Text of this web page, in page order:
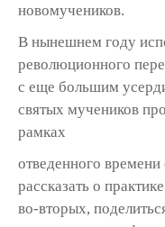
новомучеников.
В нынешнем году
революционного
с еще большим
святых мучеников
рамках
отведенного
рассказать о
во-вторых,